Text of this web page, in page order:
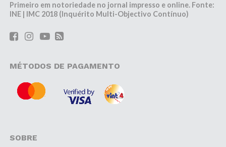
Primeiro em notoriedade no jornal impresso e online. Fonte:
INE | IMC 2018 (Inquérito Multi-Objectivo Contínuo)
MÉTODOS DE PAGAMENTO
SOBRE